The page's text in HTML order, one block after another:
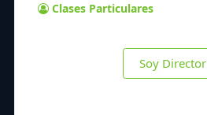
Clases Particulares
Soy Director